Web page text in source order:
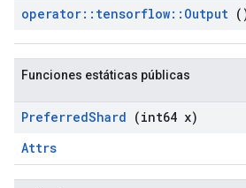
operator:: tensorflow:: Output
Funciones estáticas públicas
PreferredShard (int64 x)
Attrs